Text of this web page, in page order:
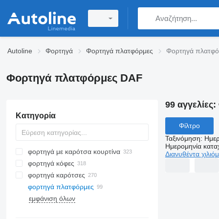
Autoline Φορτηγά Φορτηγά πλατφόρμες Φορτηγά
Φορτηγά πλατφόρμες DAF
Κατηγορία
φορτηγά με καρότσα κουρτίνα
φορτηγά κόφες
φορτηγά καρότσες
φορτηγά πλατφόρμες
εμφάνιση όλων
99 αγγελίες:
Φίλτρο
Ταξινόμηση:
Ημερομηνία
Διανυθέντα